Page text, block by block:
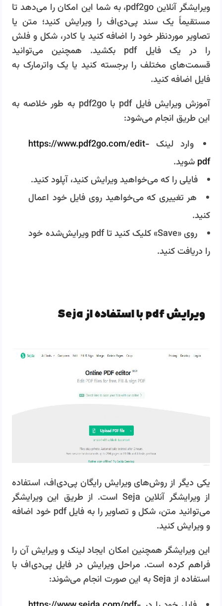
ویرایشگر آنلاین pdf2go، به شما این امکان را می‌دهد تا
مستقیماً یک سند پی‌دی‌اف را ویرایش کنید؛ متن یا
تصاویر موردنظر خود را اضافه کنید یا کادر، شکل و فلش
را در یک فایل pdf بکشید. همچنین می‌توانید
قسمت‌های مختلف را برجسته کنید یا یک واترمارک به
فایل اضافه کنید.
آموزش ویرایش فایل pdf با pdf2go به طور خلاصه به
این طریق انجام می‌شود:
وارد لینک https://www.pdf2go.com/edit-
pdf شوید.
فایلی را که می‌خواهید ویرایش کنید، آپلود کنید.
هر تغییری که می‌خواهید روی فایل خود اعمال
کنید.
روی «Save» کلیک کنید تا pdf ویرایش‌شده خود
را دریافت کنید.
ویرایش pdf با استفاده از Seja
یکی دیگر از روش‌های ویرایش رایگان پی‌دی‌اف، استفاده
از ویرایشگر آنلاین Seja است. از طریق این ویرایشگر
می‌توانید متن، شکل و تصاویر را به فایل pdf خود اضافه
و ویرایش کنید.
این ویرایشگر همچنین امکان ایجاد لینک و ویرایش آن را
فراهم کرده است. مراحل ویرایش در فایل پی‌دی‌اف با
استفاده از Seja به این صورت انجام می‌شوند: